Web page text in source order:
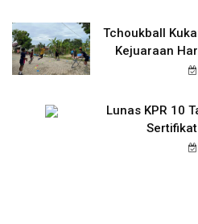
Tchoukball
Kejuaraan
Lunas KPR 10